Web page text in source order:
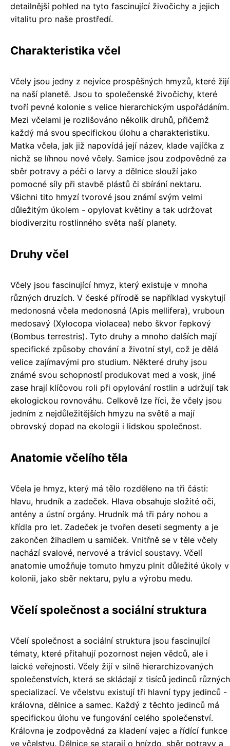
detailnější pohled na tyto fascinující živočichy a jejich
vitalitu pro naše prostředí.
Charakteristika včel
Včely jsou jedny z nejvíce prospěšných hmyzů, které žijí
na naší planetě. Jsou to společenské živočichy, které
tvoří pevné kolonie s velice hierarchickým uspořádáním.
Mezi včelami je rozlišováno několik druhů, přičemž
každý má svou specifickou úlohu a charakteristiku.
Matka včela, jak již napovídá její název, klade vajíčka z
nichž se líhnou nové včely. Samice jsou zodpovědné za
sběr potravy a péči o larvy a dělnice slouží jako
pomocné síly při stavbě plástů či sbírání nektaru.
Všichni tito hmyzí tvorové jsou známí svým velmi
důležitým úkolem - opylovat květiny a tak udržovat
biodiverzitu rostlinného světa naší planety.
Druhy včel
Včely jsou fascinující hmyz, který existuje v mnoha
různých druzích. V české přírodě se například vyskytují
medonosná včela medonosná (Apis mellifera), vruboun
medosavý (Xylocopa violacea) nebo škvor řepkový
(Bombus terrestris). Tyto druhy a mnoho dalších mají
specifické způsoby chování a životní styl, což je dělá
velice zajímavými pro studium. Některé druhy jsou
známé svou schopností produkovat med a vosk, jiné
zase hrají klíčovou roli při opylování rostlin a udržují tak
ekologickou rovnováhu. Celkově lze říci, že včely jsou
jedním z nejdůležitějších hmyzu na světě a mají
obrovský dopad na ekologii i lidskou společnost.
Anatomie včelího těla
Včela je hmyz, který má tělo rozděleno na tři části:
hlavu, hrudník a zadeček. Hlava obsahuje složité oči,
antény a ústní orgány. Hrudník má tři páry nohou a
křídla pro let. Zadeček je tvořen deseti segmenty a je
zakončen žihadlem u samiček. Vnitřně se v těle včely
nachází svalové, nervové a trávicí soustavy. Včelí
anatomie umožňuje tomuto hmyzu plnit důležité úkoly v
kolonii, jako sběr nektaru, pylu a výrobu medu.
Včelí společnost a sociální struktura
Včelí společnost a sociální struktura jsou fascinující
tématy, které přitahují pozornost nejen vědců, ale i
laické veřejnosti. Včely žijí v silně hierarchizovaných
společenstvích, která se skládají z tisíců jedinců různých
specializací. Ve včelstvu existují tři hlavní typy jedinců -
královna, dělnice a samec. Každý z těchto jedinců má
specifickou úlohu ve fungování celého společenství.
Královna je zodpovědná za kladení vajec a řídící funkce
ve včelstvu. Dělnice se starají o hnízdo, sběr potravy a